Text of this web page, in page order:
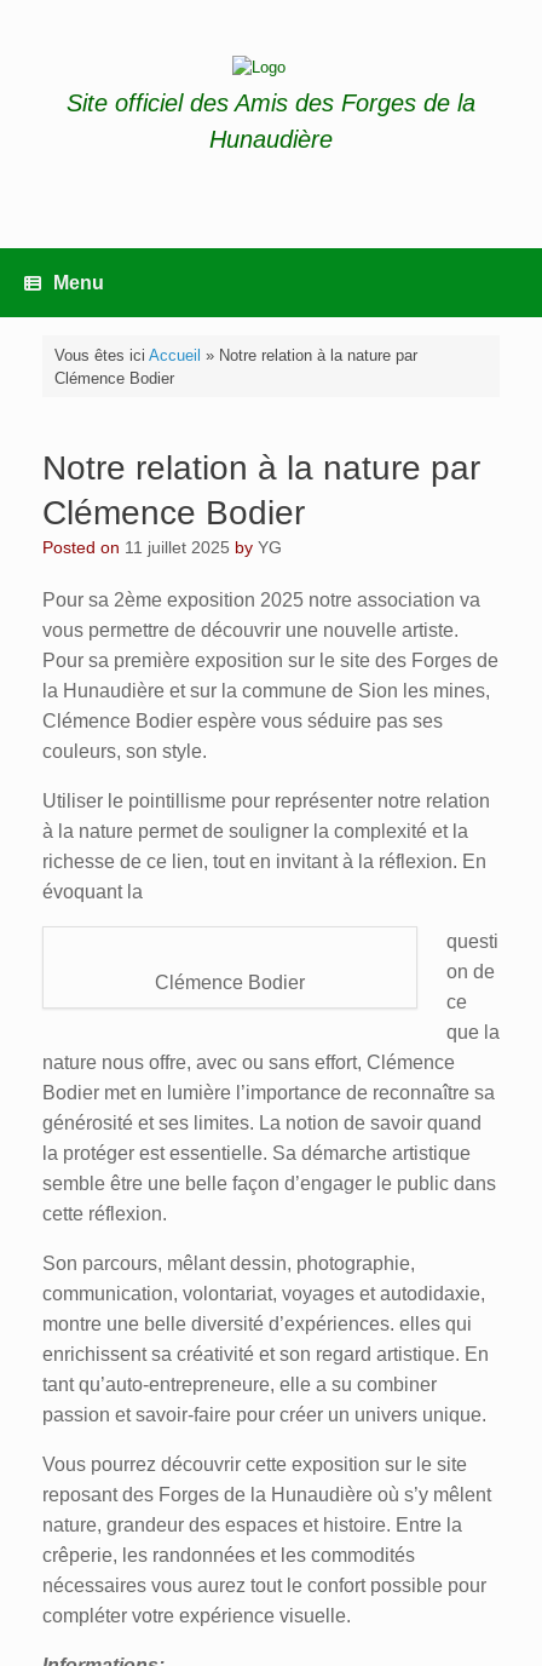
Site officiel des Amis des Forges de la
Hunaudière
Menu
Vous êtes ici Accueil » Notre relation à la nature par
Clémence Bodier
Notre relation à la nature par
Clémence Bodier
Posted on 11 juillet 2025 by YG
Pour sa 2ème exposition 2025 notre association va
vous permettre de découvrir une nouvelle artiste.
Pour sa première exposition sur le site des Forges de
la Hunaudière et sur la commune de Sion les mines,
Clémence Bodier espère vous séduire pas ses
couleurs, son style.
Utiliser le pointillisme pour représenter notre relation
à la nature permet de souligner la complexité et la
richesse de ce lien, tout en invitant à la réflexion. En
évoquant la
Clémence Bodier
questi
on de
ce
que la
nature nous offre, avec ou sans effort, Clémence
Bodier met en lumière l’importance de reconnaître sa
générosité et ses limites. La notion de savoir quand
la protéger est essentielle. Sa démarche artistique
semble être une belle façon d’engager le public dans
cette réflexion.
Son parcours, mêlant dessin, photographie,
communication, volontariat, voyages et autodidaxie,
montre une belle diversité d’expériences. elles qui
enrichissent sa créativité et son regard artistique. En
tant qu’auto-entrepreneure, elle a su combiner
passion et savoir-faire pour créer un univers unique.
Vous pourrez découvrir cette exposition sur le site
reposant des Forges de la Hunaudière où s’y mêlent
nature, grandeur des espaces et histoire. Entre la
crêperie, les randonnées et les commodités
nécessaires vous aurez tout le confort possible pour
compléter votre expérience visuelle.